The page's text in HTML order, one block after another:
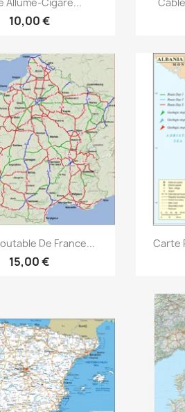
10,00 €
rapide
De France...
15,00 €
Carte